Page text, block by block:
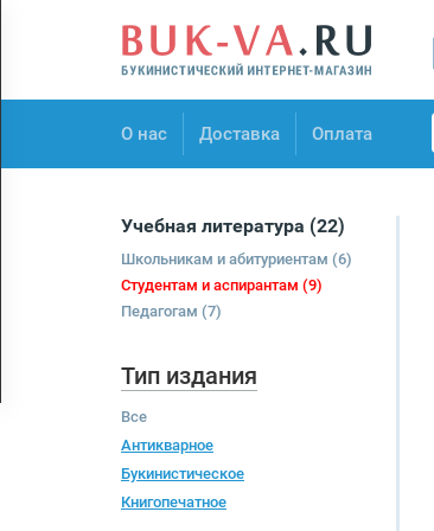
О нас Доставка Оплата
О нас
Учебная литература (22)
Школьникам и абитуриентам (6)
Студентам и аспирантам (9)
Педагогам (7)
Тип издания
Все
Антикварное
Букинистическое
Книгопечатное